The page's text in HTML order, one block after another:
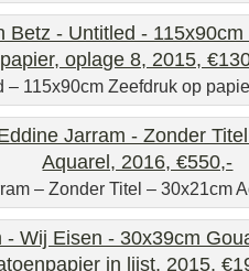
– 115x90cm Zeefdruk op
– Zonder Titel – 30x21cm